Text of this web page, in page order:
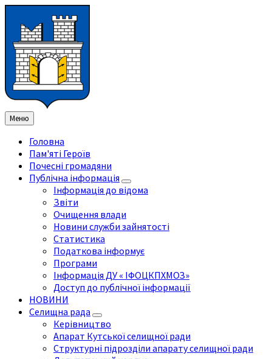
змісту
ліву
бічну
панель
праву
бічну
панель
нижнього
колонтитула
Меню
Головна
Пам'яті Героїв
Почесні громадяни
Публічна інформація
Інформація до відома
Звіти
Очищення влади
Новини служби зайнятості
Статистика
Податкова інформує
Програми
Інформація ДУ « ІФОЦКПХМОЗ»
Доступ до публічної інформації
НОВИНИ
Селищна рада
Керівництво
Апарат Кутської селищної ради
Структурні підрозділи апарату селищної ради